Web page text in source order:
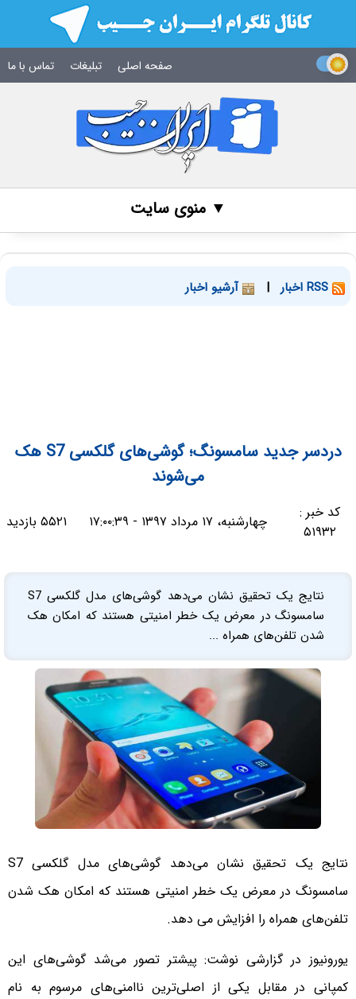
صفحه اصلی تبلیغات تماس با ما
▼ منوی سایت
| آرشیو اخبار
دردسر جدید سامسونگ؛ گوشی‌های گلکسی S7 هک
می‌شوند
کد خبر :
۵۱۹۳۲
چهارشنبه، ۱۷ مرداد ۱۳۹۷ - ۱۷:۰۰:۳۹ ۵۵۲۱ بازدید
نتایج یک تحقیق نشان می‌دهد گوشی‌های مدل گلکسی S7
سامسونگ در معرض یک خطر امنیتی هستند که امکان هک
شدن تلفن‌های همراه ...
نتایج یک تحقیق نشان می‌دهد گوشی‌های مدل گلکسی S7
سامسونگ در معرض یک خطر امنیتی هستند که امکان هک شدن
تلفن‌های همراه را افزایش می دهد.
یورونیوز در گزارشی نوشت: پیشتر تصور می‌شد گوشی‌های این
کمپانی در مقابل یکی از اصلی‌ترین ناامنی‌های مرسوم به نام